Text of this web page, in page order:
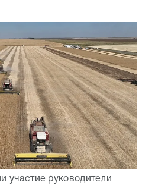
участие руководители